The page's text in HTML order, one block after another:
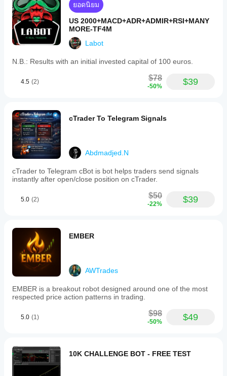
ยอดนิยม
US 2000+MACD+ADR+ADMIR+RSI+MANY
MORE-TF4M
Labot
N.B.: Results with an initial invested capital of 100 euros.
4.5 (2) $78
-50% $39
cTrader To Telegram Signals
Abdmadjed.N
cTrader to Telegram cBot is bot helps traders send signals
instantly after open/close position on cTrader.
5.0 (2) $50
-22% $39
EMBER
AWTrades
EMBER is a breakout robot designed around one of the most
respected price action patterns in trading.
5.0 (1) $98
-50% $49
10K CHALLENGE BOT - FREE TEST